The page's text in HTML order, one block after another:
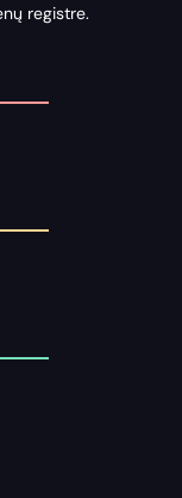
registre.